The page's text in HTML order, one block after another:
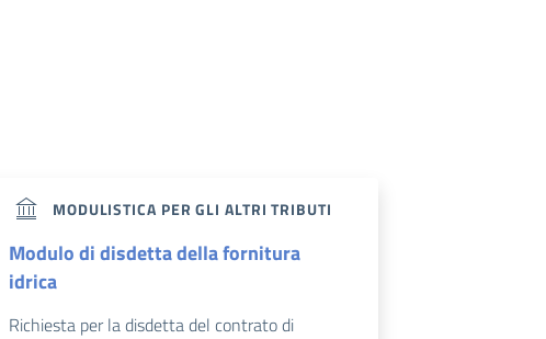
MODULISTICA PER GLI ALTRI TRIBUTI
Modulo di disdetta della fornitura
idrica
Richiesta per la disdetta del contrato di